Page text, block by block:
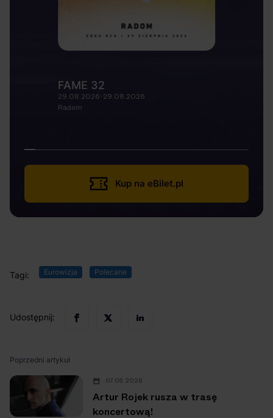
FAME 32
29.08.2026-29.08.2026
Radom
Kup na eBilet.pl
Tagi: Eurowizja Polecane
Udostępnij:
Poprzedni artykuł
07.05.2026
Artur Rojek rusza w trasę
koncertową!